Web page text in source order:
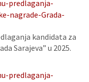
predlaganja-
nagrade-Grada-
kandidata za
Sarajeva” u 2025.
predlaganja-